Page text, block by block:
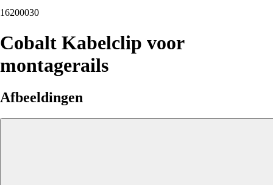
16200030
Cobalt Kabelclip voor
montagerails
Afbeeldingen